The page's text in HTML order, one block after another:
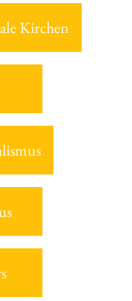
Kirchen